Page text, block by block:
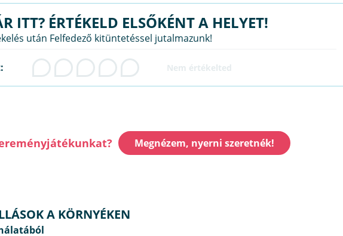
ITT? ÉRTÉKELD ELSŐKÉNT A HELYET!
után Felfedező kitüntetéssel jutalmazunk!
Megnézem, nyerni szeretnék!
A KÖRNYÉKEN